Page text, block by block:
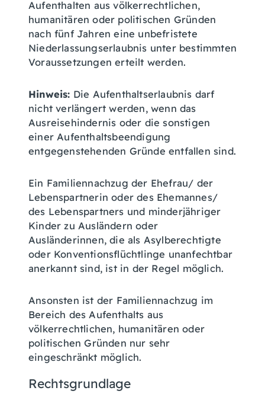
Aufenthalten aus völkerrechtlichen,
humanitären oder politischen Gründen
nach fünf Jahren eine unbefristete
Niederlassungserlaubnis unter bestimmten
Voraussetzungen erteilt werden.
Hinweis: Die Aufenthaltserlaubnis darf
nicht verlängert werden, wenn das
Ausreisehindernis oder die sonstigen
einer Aufenthaltsbeendigung
entgegenstehenden Gründe entfallen sind.
Ein Familiennachzug der Ehefrau/ der
Lebenspartnerin oder des Ehemannes/
des Lebenspartners und minderjähriger
Kinder zu Ausländern oder
Ausländerinnen, die als Asylberechtigte
oder Konventionsflüchtlinge unanfechtbar
anerkannt sind, ist in der Regel möglich.
Ansonsten ist der Familiennachzug im
Bereich des Aufenthalts aus
völkerrechtlichen, humanitären oder
politischen Gründen nur sehr
eingeschränkt möglich.
Rechtsgrundlage